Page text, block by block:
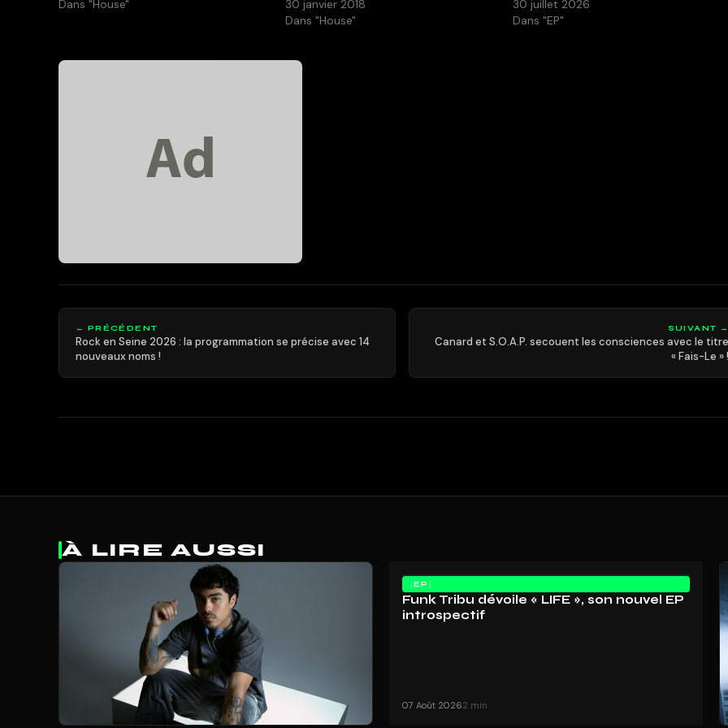
Dans "House"
30 janvier 2018
Dans "House"
30 juillet 2026
Dans "EP"
← PRÉCÉDENT
Rock en Seine 2026 : la programmation se précise avec 14
nouveaux noms !
SUIVANT →
Canard et S.O.A.P. secouent les consciences avec le titre
« Fais-Le » !
À LIRE AUSSI
EP
Funk Tribu dévoile « LIFE », son nouvel EP
introspectif
07 Août 20262 min